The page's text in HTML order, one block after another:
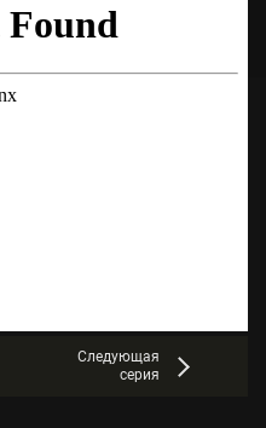
Следующая
серия